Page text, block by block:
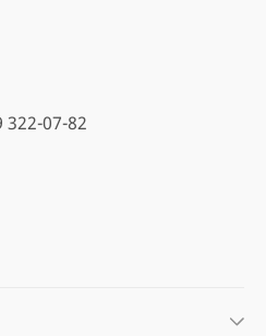
322-07-82